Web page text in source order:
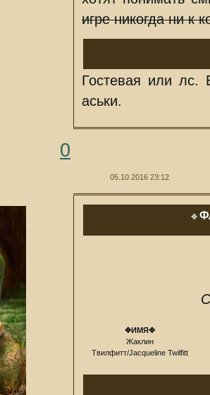
игре никогда ни к
Гостевая или лс.
аськи.
0
05.10.2016 23:12
✥
✥ИМЯ✥
Жаклин
Твилфитт/Jacqueline Twilfitt